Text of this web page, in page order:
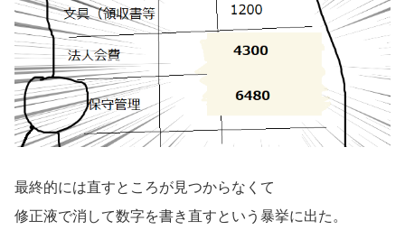
最終的には直すところが見つからなくて
修正液で消して数字を書き直すという暴挙に出た。